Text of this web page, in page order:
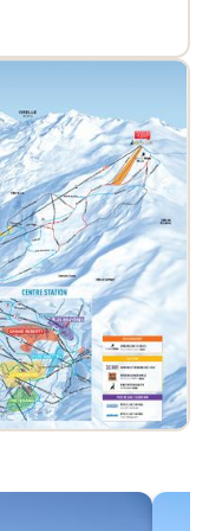
til Frankrig med
den pris, som du